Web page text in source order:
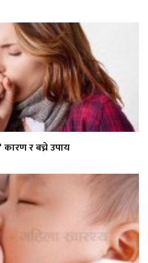
र बच्ने उपाय